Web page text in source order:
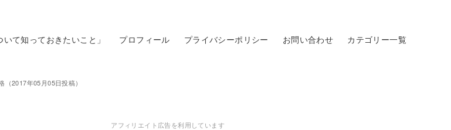
いて知っておきたいこと」 プロフィール プライバシーポリシー お問い合わせ カテゴリー一覧
2017年05月05日投稿）
アフィリエイト広告を利用しています